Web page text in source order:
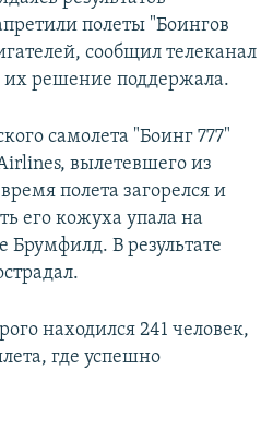
полеты "Боингов
сообщил телеканал
решение поддержала.
самолета "Боинг 777"
вылетевшего из
полета загорелся и
его кожуха упала на
В результате
находился 241 человек,
где успешно